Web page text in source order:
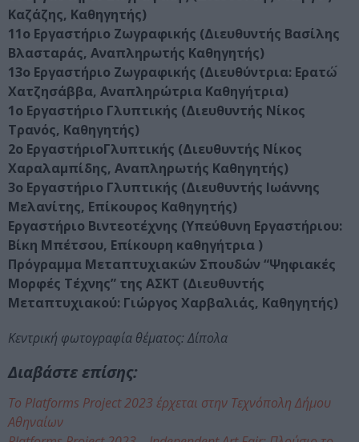
Καζάζης, Καθηγητής)
11o Εργαστήριο Ζωγραφικής (Διευθυντής Βασίλης
Βλασταράς, Αναπληρωτής Καθηγητής)
13o Εργαστήριο Ζωγραφικής (Διευθύντρια: Ερατώ́
Χατζησάββα, Αναπληρώτρια Καθηγήτρια)
1o Εργαστήριο Γλυπτικής (Διευθυντής Νίκος
Τρανός, Καθηγητής)
2o ΕργαστήριοΓλυπτικής (Διευθυντής Νίκος
Χαραλαμπίδης, Αναπληρωτής Καθηγητής)
3o Εργαστήριο Γλυπτικής (Διευθυντής Ιωάννης
Μελανίτης, Επίκουρος Καθηγητής)
Εργαστήριο Βιντεοτέχνης (Υπεύθυνη Εργαστήριου:
Βίκη Μπέτσου, Επίκουρη καθηγήτρια )
Πρόγραμμα Μεταπτυχιακών Σπουδών “Ψηφιακές
Μορφές Τέχνης” της ΑΣΚΤ (Διευθυντής
Μεταπτυχιακού: Γιώργος Χαρβαλιάς, Καθηγητής)
Κεντρική φωτογραφία θέματος: Δίπολα
Διαβάστε επίσης:
Το Platforms Project 2023 έρχεται στην Τεχνόπολη Δήμου
Αθηναίων